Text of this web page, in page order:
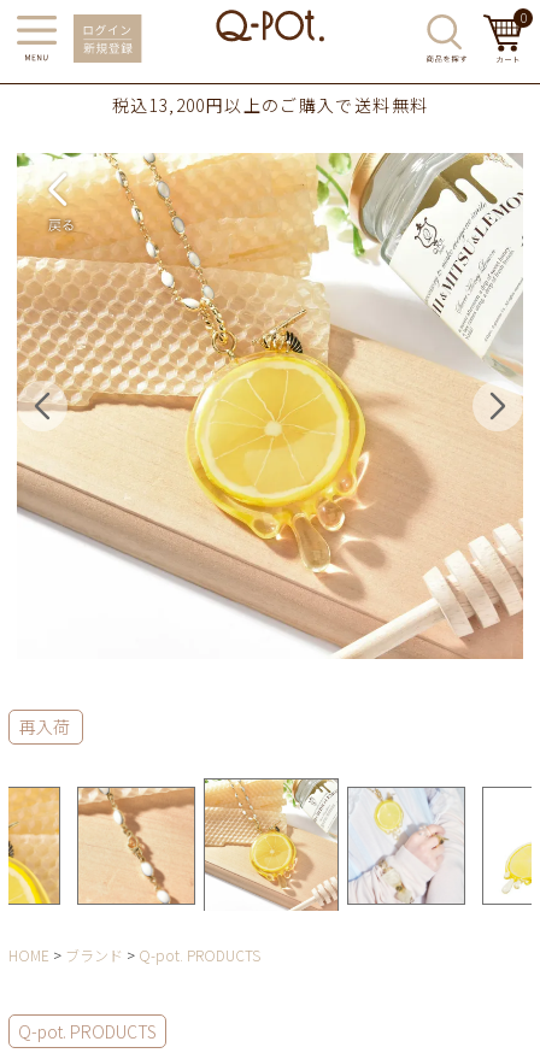
0
税込13,200円以上のご購入で送料無料
再入荷
HOME ブランド Q-pot. PRODUCTS
Q-pot. PRODUCTS